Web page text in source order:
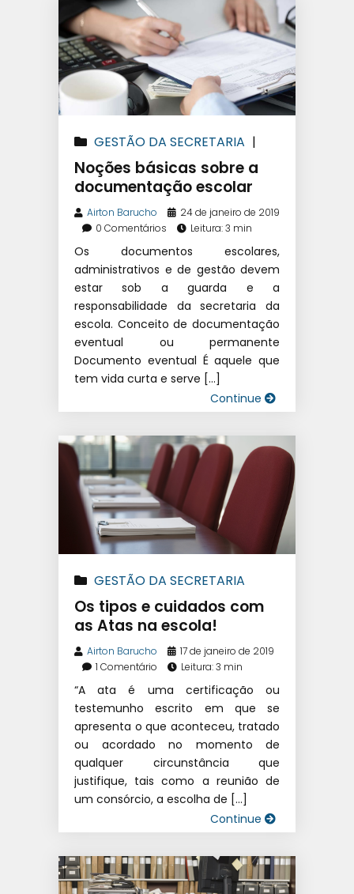
GESTÃO DA SECRETARIA |
GESTÃO EDUCACIONAL
Noções básicas sobre a
documentação escolar
Airton Barucho
24 de janeiro de 2019
0 Comentários
Leitura: 3 min
Os documentos escolares,
administrativos e de gestão devem
estar sob a guarda e a
responsabilidade da secretaria da
escola. Conceito de documentação
eventual ou permanente
Documento eventual É aquele que
tem vida curta e serve […]
Continue
GESTÃO DA SECRETARIA
Os tipos e cuidados com
as Atas na escola!
Airton Barucho
17 de janeiro de 2019
1 Comentário
Leitura: 3 min
“A ata é uma certificação ou
testemunho escrito em que se
apresenta o que aconteceu, tratado
ou acordado no momento de
qualquer circunstância que
justifique, tais como a reunião de
um consórcio, a escolha de […]
Continue